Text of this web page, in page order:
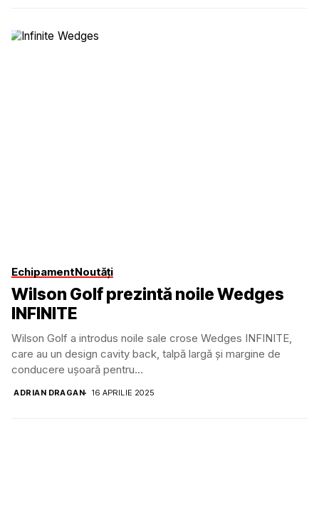
EchipamentNoutăți
Wilson Golf prezintă noile Wedges
INFINITE
Wilson Golf a introdus noile sale crose Wedges INFINITE,
care au un design cavity back, talpă largă și margine de
conducere ușoară pentru...
ADRIAN DRAGAN 16 APRILIE 2025